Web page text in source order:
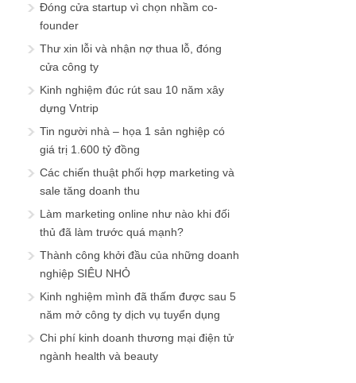
Đóng cửa startup vì chọn nhầm co-
founder
Thư xin lỗi và nhận nợ thua lỗ, đóng
cửa công ty
Kinh nghiệm đúc rút sau 10 năm xây
dựng Vntrip
Tin người nhà – họa 1 sản nghiệp có
giá trị 1.600 tỷ đồng
Các chiến thuật phối hợp marketing và
sale tăng doanh thu
Làm marketing online như nào khi đối
thủ đã làm trước quá mạnh?
Thành công khởi đầu của những doanh
nghiệp SIÊU NHỎ
Kinh nghiệm mình đã thấm được sau 5
năm mở công ty dịch vụ tuyển dụng
Chi phí kinh doanh thương mại điện tử
ngành health và beauty